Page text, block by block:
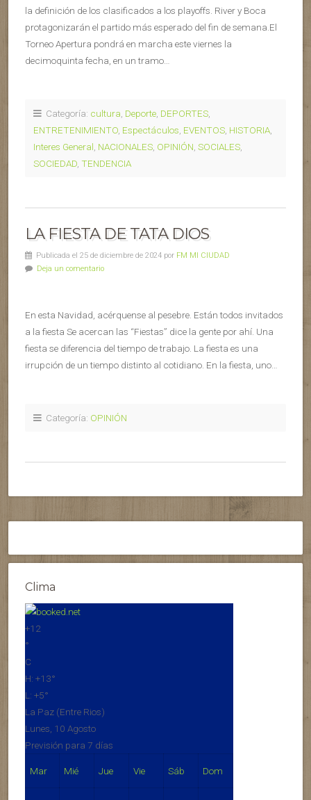
la definición de los clasificados a los playoffs. River y Boca
protagonizarán el partido más esperado del fin de semana.El
Torneo Apertura pondrá en marcha este viernes la
decimoquinta fecha, en un tramo…
Categoría: cultura Deporte DEPORTES
ENTRETENIMIENTO Espectáculos EVENTOS HISTORIA
Interes General NACIONALES OPINIÓN SOCIALES
SOCIEDAD TENDENCIA
LA FIESTA DE TATA DIOS
Publicada el 25 de diciembre de 2024 por FM MI CIUDAD
Deja un comentario
En esta Navidad, acérquense al pesebre. Están todos invitados
a la fiesta Se acercan las “Fiestas” dice la gente por ahí. Una
fiesta se diferencia del tiempo de trabajo. La fiesta es una
irrupción de un tiempo distinto al cotidiano. En la fiesta, uno…
Categoría: OPINIÓN
Clima
+12
°
C
H: +13°
L: +5°
La Paz (Entre Rios)
Lunes, 10 Agosto
Previsión para 7 días
Mar Mié Jue Vie Sáb Dom